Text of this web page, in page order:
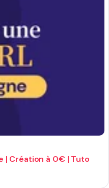
| Création à 0€ | Tuto